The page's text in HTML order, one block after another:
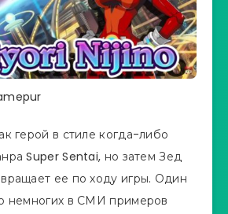
герой в стиле когда-либо
Super Sentai, но затем Зед
ее по ходу игры. Один
немногих в СМИ примеров